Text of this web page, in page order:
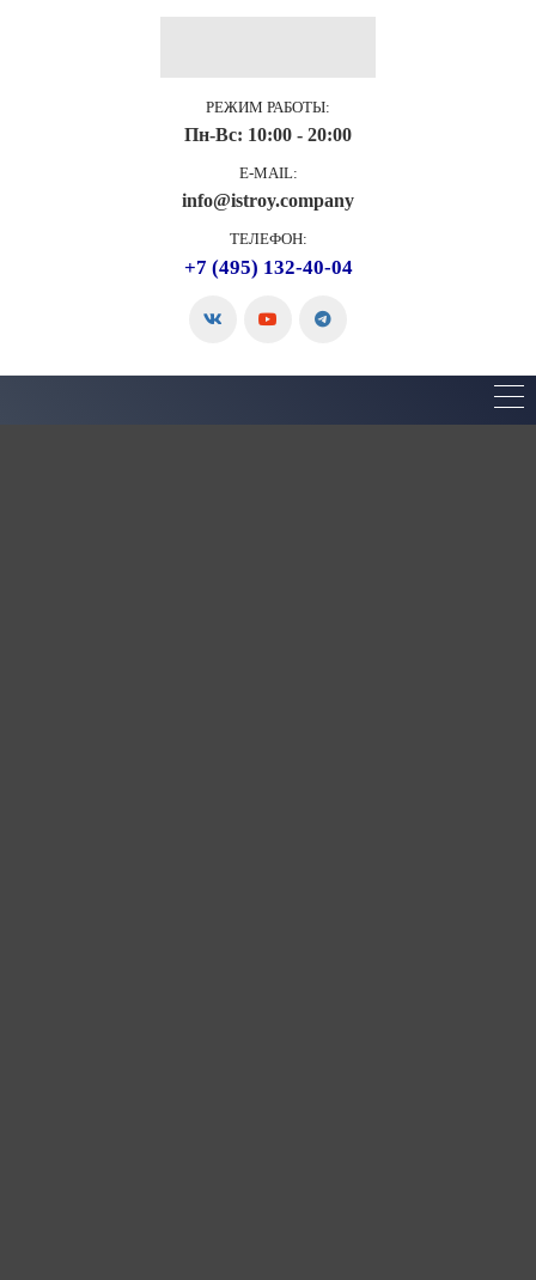
РЕЖИМ РАБОТЫ:
Пн-Вс: 10:00 - 20:00
E-MAIL:
info@istroy.company
ТЕЛЕФОН:
+7 (495) 132-40-04